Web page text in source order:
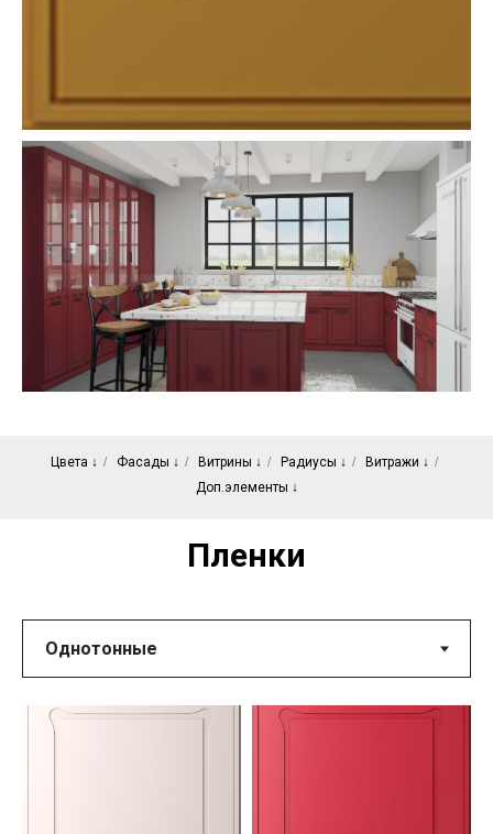
Цвета ↓ / Фасады ↓ / Витрины ↓ / Радиусы ↓ / Витражи ↓ /
Доп.элементы ↓
Пленки